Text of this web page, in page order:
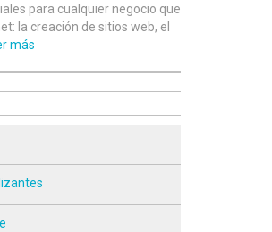
para cualquier negocio que
la creación de sitios web, el
más